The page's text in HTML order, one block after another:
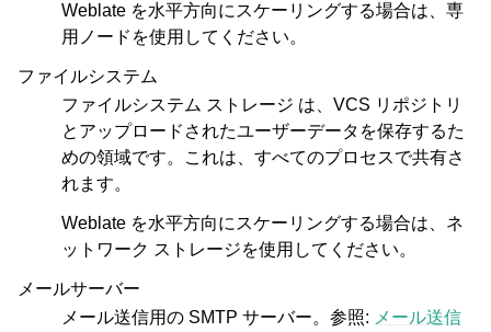
Weblate を水平方向にスケーリングする場合は、専
用ノードを使用してください。
ファイルシステム
ファイルシステム ストレージ は、VCS リポジトリ
とアップロードされたユーザーデータを保存するた
めの領域です。これは、すべてのプロセスで共有さ
れます。
Weblate を水平方向にスケーリングする場合は、ネ
ットワーク ストレージを使用してください。
メールサーバー
メール送信用の SMTP サーバー。参照: メール送信